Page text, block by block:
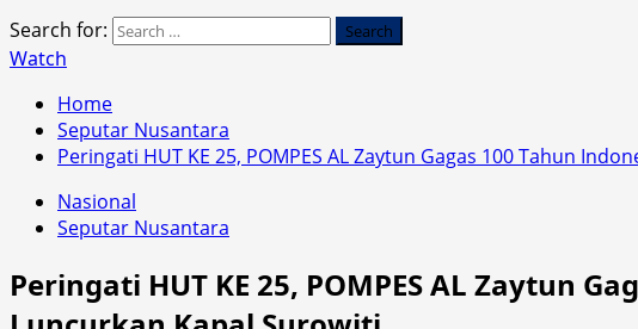
Search for:
Watch
Home
Seputar Nusantara
Peringati HUT KE 25, POMPES AL Zaytun Gagas 100 Tahun
Nasional
Seputar Nusantara
Peringati HUT KE 25, POMPES AL Zaytun